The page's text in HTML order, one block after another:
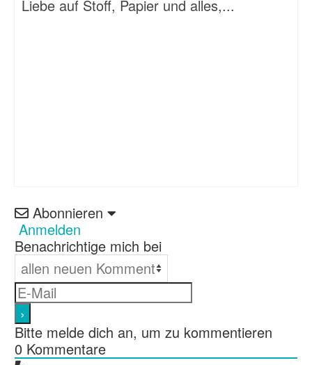
Liebe auf Stoff, Papier und alles,...
Abonnieren
Anmelden
Benachrichtige mich bei
Bitte melde dich an, um zu kommentieren
0 Kommentare